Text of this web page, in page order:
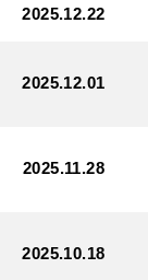
2025.12.22
2025.12.01
2025.11.28
2025.10.18